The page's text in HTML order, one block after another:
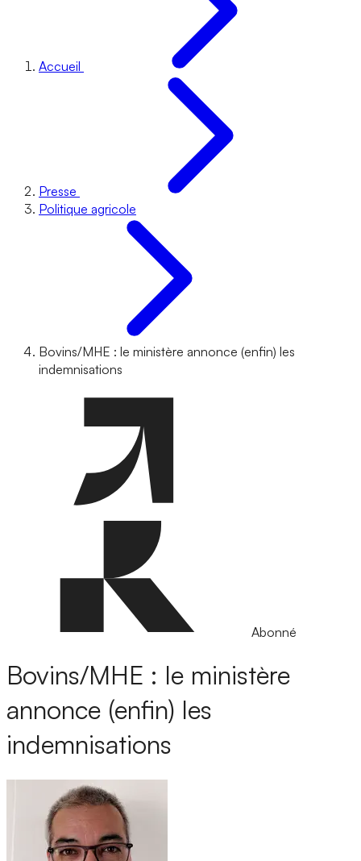
Accueil
Presse
Politique agricole
Bovins/MHE : le ministère annonce (enfin) les
indemnisations
Abonné
Bovins/MHE : le ministère
annonce (enfin) les
indemnisations